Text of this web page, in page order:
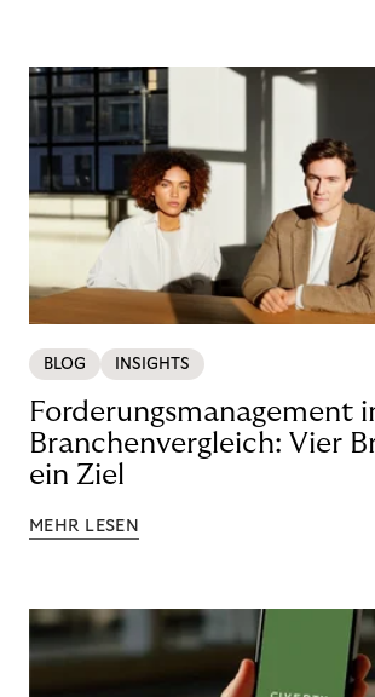
BLOG INSIGHTS
Forderungsmanagement
Branchenvergleich: Vier
ein Ziel
MEHR LESEN